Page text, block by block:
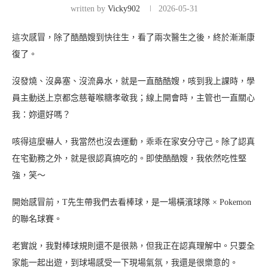
written by Vicky902 2026-05-31
這次感冒，除了酷酷嫂到快往生，看了兩次醫生之後，終於漸漸康
復了。
沒發燒、沒鼻塞、沒流鼻水，就是一直酷酷嫂，咳到我上課時，學
員主動送上京都念慈菴喉糖孝敬我；線上開會時，主管也一直關心
我：妳還好嗎？
咳得這麼嚇人，我當然也沒去運動，乖乖在家安分守己。除了認真
在宅勤務之外，就是很認真搞吃的。即使酷酷嫂，我依然吃性堅
強，笑～
開始感冒前，T先生帶我們去看棒球，是一場橫濱球隊 × Pokemon
的聯名球賽。
老實說，我對棒球規則還不是很熟，但我正在認真理解中。只要全
家能一起出遊，到球場感受一下現場氣氛，我還是很樂意的。